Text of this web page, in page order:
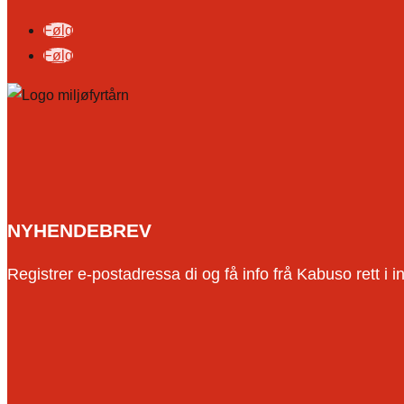
Følg
Følg
NYHENDEBREV
Registrer e-postadressa di og få info frå Kabuso rett i